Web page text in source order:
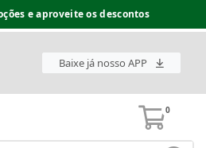
e aproveite os descontos
Baixe já nosso APP
0